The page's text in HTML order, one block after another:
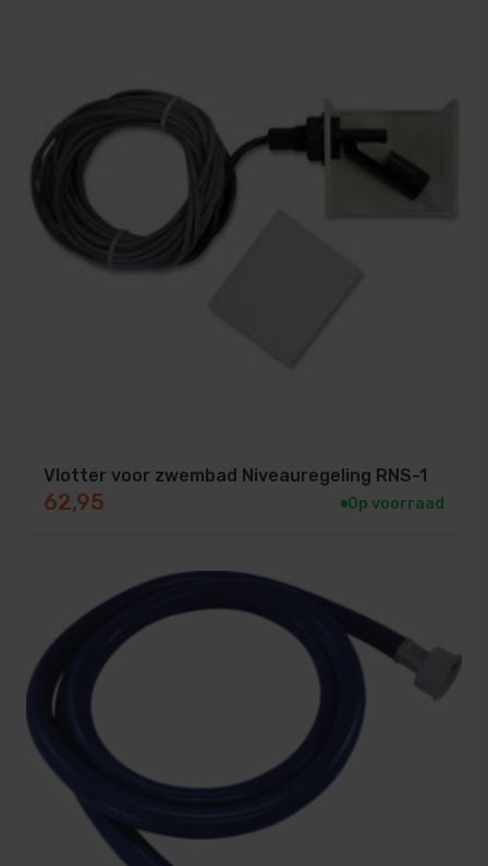
Vlotter voor zwembad Niveauregeling RNS-1
62,95 Op voorraad